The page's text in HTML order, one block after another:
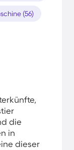
(56)
die
in
dieser